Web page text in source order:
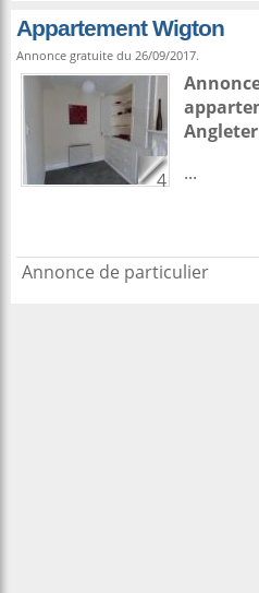
Appartement Wigton
Annonce gratuite du 26/09/2017.
4
...
Annonce de particulier